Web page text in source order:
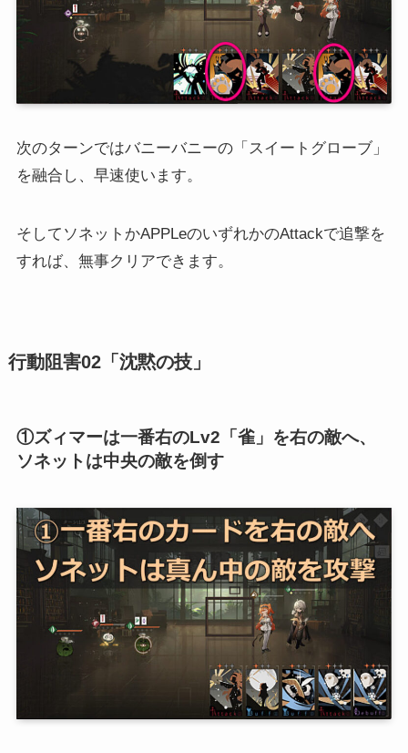
次のターンではバニーバニーの「スイートグローブ」
を融合し、早速使います。
そしてソネットかAPPLeのいずれかのAttackで追撃を
すれば、無事クリアできます。
行動阻害02「沈黙の技」
①ズィマーは一番右のLv2「雀」を右の敵へ、
ソネットは中央の敵を倒す